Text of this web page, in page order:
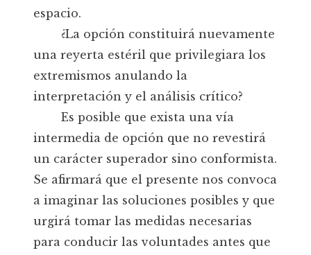
espacio.
¿La opción constituirá nuevamente
una reyerta estéril que privilegiara los
extremismos anulando la
interpretación y el análisis crítico?
Es posible que exista una vía
intermedia de opción que no revestirá
un carácter superador sino conformista.
Se afirmará que el presente nos convoca
a imaginar las soluciones posibles y que
urgirá tomar las medidas necesarias
para conducir las voluntades antes que